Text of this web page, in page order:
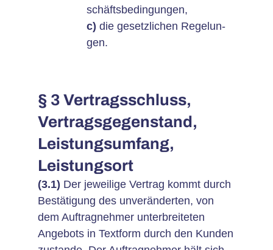
schäftsbedingungen,
c) die gesetzlichen Regelun-
gen.
§ 3 Vertragsschluss,
Vertragsgegenstand,
Leistungsumfang,
Leistungsort
(3.1) Der jeweilige Vertrag kommt durch
Bestätigung des unveränderten, von
dem Auftragnehmer unterbreiteten
Angebots in Textform durch den Kunden